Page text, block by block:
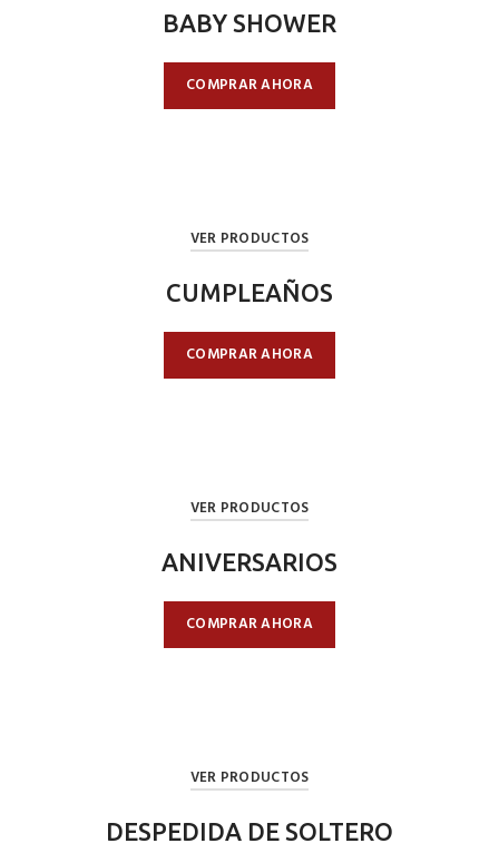
BABY SHOWER
COMPRAR AHORA
VER PRODUCTOS
CUMPLEAÑOS
COMPRAR AHORA
VER PRODUCTOS
ANIVERSARIOS
COMPRAR AHORA
VER PRODUCTOS
DESPEDIDA DE SOLTERO